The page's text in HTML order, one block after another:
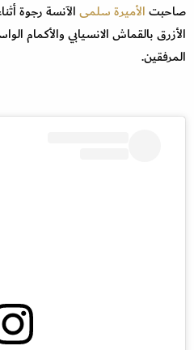
صاحبتالأميرة سلمىالآنسة رجوة
الأزرق بالقماش الانسيابي والأكمام
المرفقين.